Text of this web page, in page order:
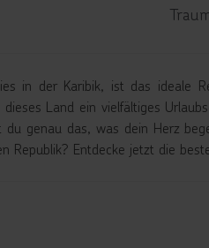
in der Karibik, ist das ideale
Land ein vielfältiges
genau das, was dein Herz
Republik? Entdecke jetzt die